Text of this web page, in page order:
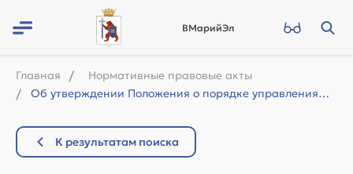
ВМарийЭл
Главная
Нормативные правовые акты
Об утверждении Положения о порядке управления и распоряжения имуществом, находящ...
К результатам поиска